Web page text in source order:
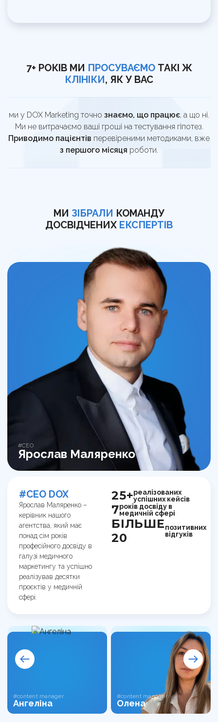
7+ РОКІВ МИ ПРОСУВАЄМОТАКІ Ж
КЛІНІКИ, ЯК У ВАС
ми у DOX Marketing точно знаємо, що працює, а що ні.
Ми не витрачаємо ваші гроші на тестування гіпотез.
Приводимо пацієнтів перевіреними методиками, вже
з першого місяця роботи.
МИ ЗІБРАЛИ КОМАНДУ
ДОСВІДЧЕНИХ ЕКСПЕРТІВ
#CEO
Ярослав Маляренко
#CEO DOX
Ярослав Маляренко –
керівник нашого
агентства, який має
понад сім років
професійного досвіду в
галузі медичного
маркетингу та успішно
реалізував десятки
проєктів у медичній
сфері.
25+реалізованих
успішних кейсів
7років досвіду в
медичній сфері
БІЛЬШЕ
20
позитивних
відгуків
#content manager
Ангеліна
#content manager
Олена